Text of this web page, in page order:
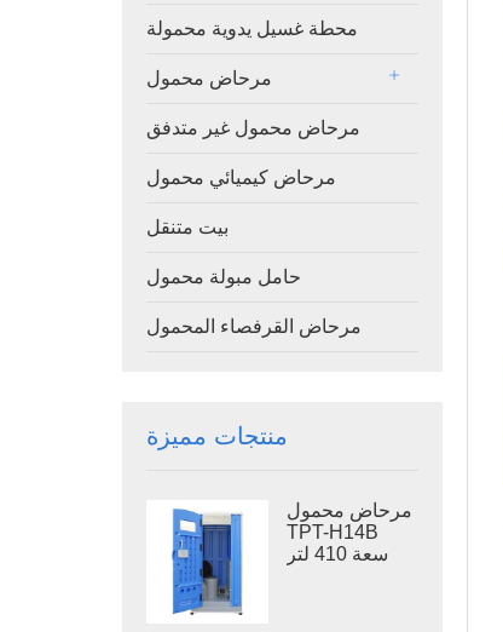
محطة غسيل يدوية محمولة
مرحاض محمول
مرحاض محمول غير متدفق
مرحاض كيميائي محمول
بيت متنقل
حامل مبولة محمول
مرحاض القرفصاء المحمول
منتجات مميزة
مرحاض محمول
TPT-H14B
سعة 410 لتر